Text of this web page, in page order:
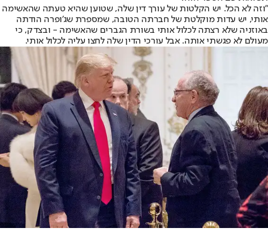
"וזה לא הכל. יש הקלטות של עורך דין שלה, שטוען שהיא טעתה שהאשימה
אותי, יש עדות מוקלטת של חברתה הטובה, שמספרת שג'ופרה הודתה
באוזניה שלא רצתה לכלול אותי בשורת הגברים שהאשימה - ובצדק, כי
מעולם לא פגשתי אותה. אבל עורכי הדין שלה לחצו עליה לכלול אותי.